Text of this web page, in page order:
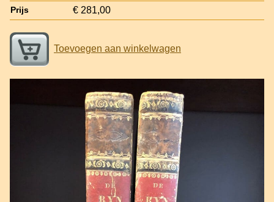
Prijs € 281,00
Toevoegen aan winkelwagen